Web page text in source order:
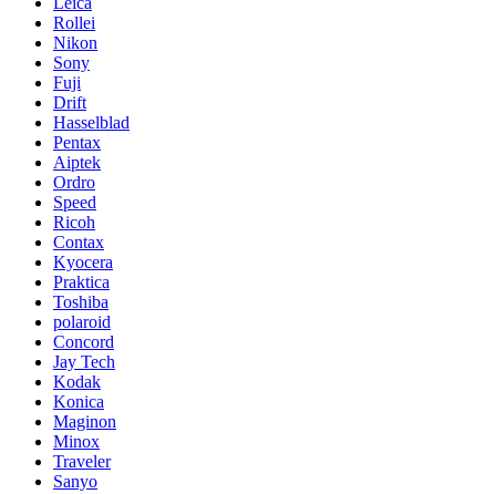
Rollei
Nikon
Sony
Fuji
Drift
Hasselblad
Pentax
Aiptek
Ordro
Speed
Ricoh
Contax
Kyocera
Praktica
Toshiba
polaroid
Concord
Jay Tech
Kodak
Konica
Maginon
Minox
Traveler
Sanyo